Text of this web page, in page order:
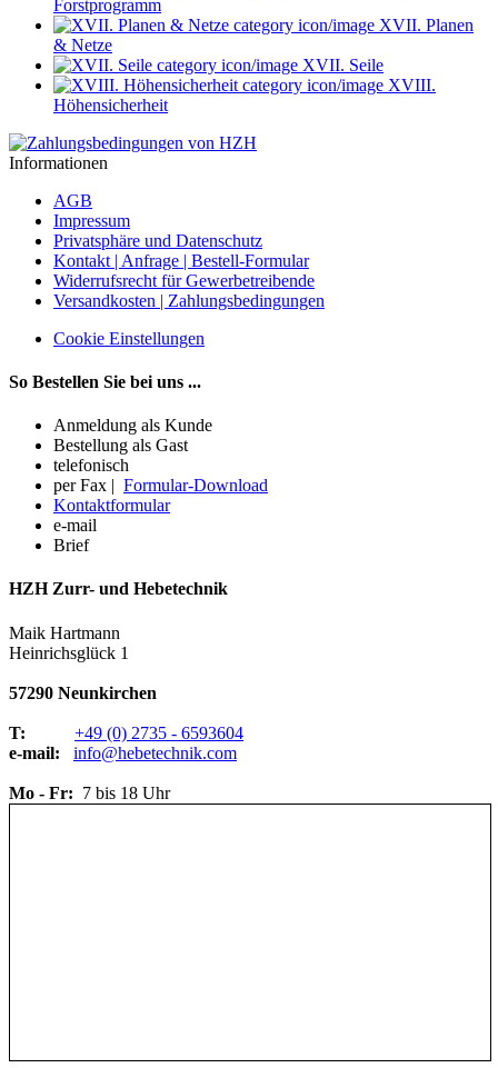
Forstprogramm
XVII. Planen
& Netze
XVII. Seile
XVIII.
Höhensicherheit
Informationen
AGB
Impressum
Privatsphäre und Datenschutz
Kontakt | Anfrage | Bestell-Formular
Widerrufsrecht für Gewerbetreibende
Versandkosten | Zahlungsbedingungen
Cookie Einstellungen
So Bestellen Sie bei uns ...
Anmeldung als Kunde
Bestellung als Gast
telefonisch
per Fax | Formular-Download
Kontaktformular
e-mail
Brief
HZH Zurr- und Hebetechnik
Maik Hartmann
Heinrichsglück 1
57290 Neunkirchen
T: +49 (0) 2735 - 6593604
e-mail: info@hebetechnik.com
Mo - Fr: 7 bis 18 Uhr